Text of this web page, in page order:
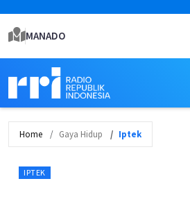
MANADO
Home Gaya Hidup Iptek
IPTEK